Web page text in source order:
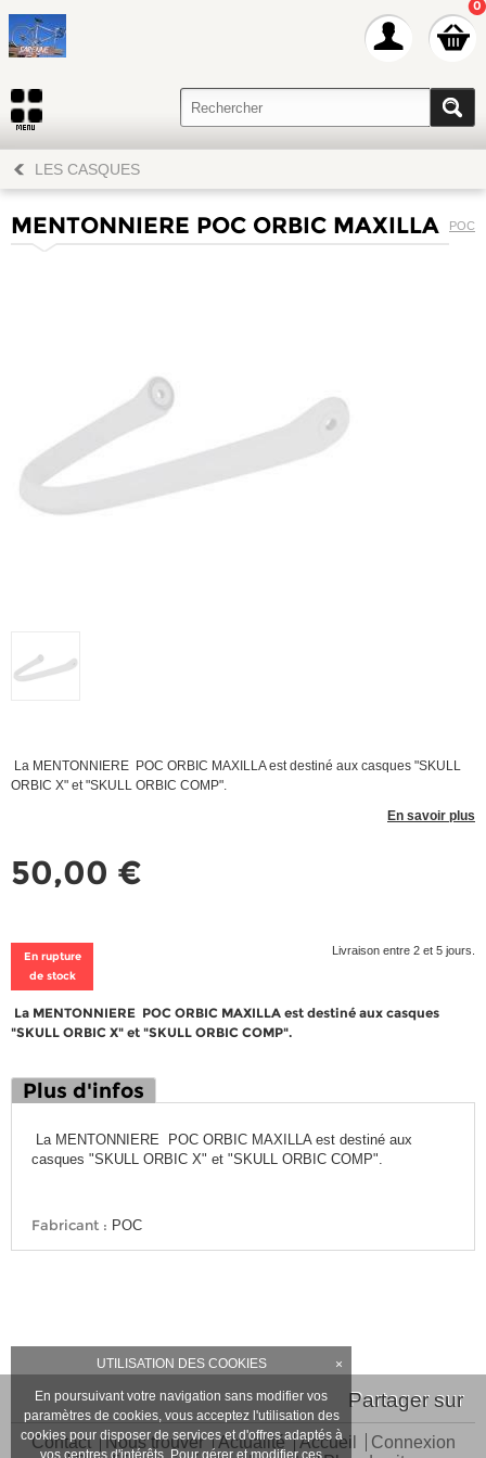
0
UTILISATION DES COOKIES ×
En poursuivant votre navigation sans modifier vos
paramètres de cookies, vous acceptez l'utilisation des
cookies pour disposer de services et d'offres adaptés à
vos centres d'intérêts. Pour gérer et modifier ces
LES CASQUES
POC
MENTONNIERE POC ORBIC MAXILLA
La MENTONNIERE POC ORBIC MAXILLA est destiné aux casques "SKULL
ORBIC X" et "SKULL ORBIC COMP".
En savoir plus
50,00 €
En rupture
de stock
Livraison entre 2 et 5 jours.
La MENTONNIERE POC ORBIC MAXILLA est destiné aux casques
"SKULL ORBIC X" et "SKULL ORBIC COMP".
Plus d'infos
La MENTONNIERE POC ORBIC MAXILLA est destiné aux
casques "SKULL ORBIC X" et "SKULL ORBIC COMP".
Fabricant : POC
Partager sur
Contact Nous trouver Actualité Accueil
Connexion